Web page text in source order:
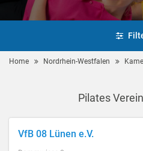
Home Nordrhein-Westfalen
Pilates
VfB 08 Lünen e.V.